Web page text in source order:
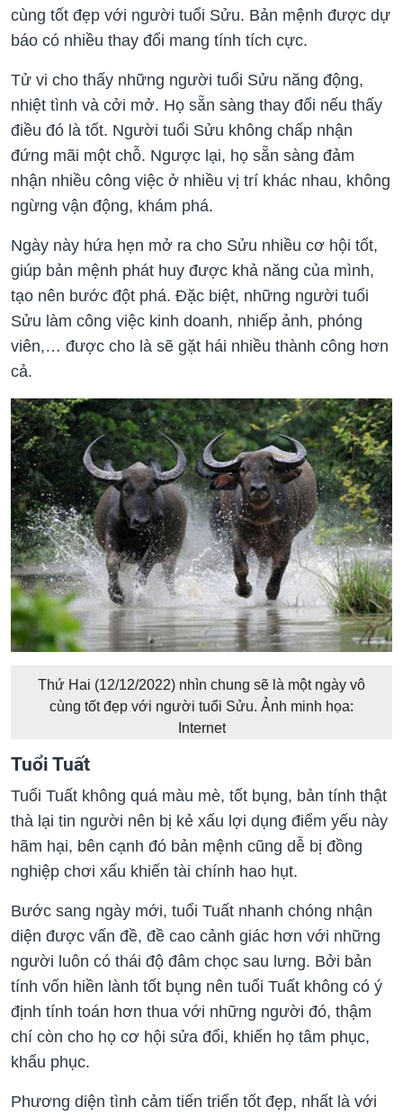
cùng tốt đẹp với người tuổi Sửu. Bản mệnh được dự
báo có nhiều thay đổi mang tính tích cực.
Tử vi cho thấy những người tuổi Sửu năng động,
nhiệt tình và cởi mở. Họ sẵn sàng thay đổi nếu thấy
điều đó là tốt. Người tuổi Sửu không chấp nhận
đứng mãi một chỗ. Ngược lại, họ sẵn sàng đảm
nhận nhiều công việc ở nhiều vị trí khác nhau, không
ngừng vận động, khám phá.
Ngày này hứa hẹn mở ra cho Sửu nhiều cơ hội tốt,
giúp bản mệnh phát huy được khả năng của mình,
tạo nên bước đột phá. Đặc biệt, những người tuổi
Sửu làm công việc kinh doanh, nhiếp ảnh, phóng
viên,… được cho là sẽ gặt hái nhiều thành công hơn
cả.
Thứ Hai (12/12/2022) nhìn chung sẽ là một ngày vô
cùng tốt đẹp với người tuổi Sửu. Ảnh minh họa:
Internet
Tuổi Tuất
Tuổi Tuất không quá màu mè, tốt bụng, bản tính thật
thà lại tin người nên bị kẻ xấu lợi dụng điểm yếu này
hãm hại, bên cạnh đó bản mệnh cũng dễ bị đồng
nghiệp chơi xấu khiến tài chính hao hụt.
Bước sang ngày mới, tuổi Tuất nhanh chóng nhận
diện được vấn đề, đề cao cảnh giác hơn với những
người luôn có thái độ đâm chọc sau lưng. Bởi bản
tính vốn hiền lành tốt bụng nên tuổi Tuất không có ý
định tính toán hơn thua với những người đó, thậm
chí còn cho họ cơ hội sửa đổi, khiến họ tâm phục,
khẩu phục.
Phương diện tình cảm tiến triển tốt đẹp, nhất là với